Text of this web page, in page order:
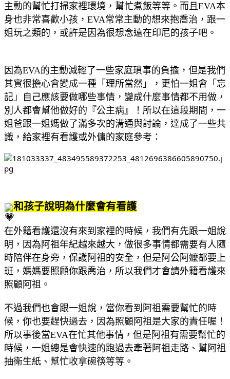
主動的幫忙打掃家裡環境，幫忙煮飯等等。而且EVA本
身也非常喜歡小孩，EVA常常主動的想來抱喬治，跟一
姐玩之類的，或許是因為很想念遠在印尼的孩子吧。
因為EVA的主動減輕了一些家庭瑣事的負擔，但是我們
其實很擔心會變成一種「理所當然」，更怕一姐會「忘
記」自己應該要做哪些事情，變成什麼事情都不用做，
別人都會幫他做好的『公主病』！所以在這段期間，一
姐爸跟一姐媽做了滿多次的溝通與討論，達成了一些共
識，給家裡有看護或外傭的家庭參考：
和孩子說明為什麼會有看護
在外籍看護還沒有來到家裡的時候，我們有先跟一姐說
明，因為阿祖年紀越來越大，做很多事情都需要有人隨
時陪伴在身旁，保護阿祖的安全，但是阿公阿嬤都要上
班，媽媽要照顧你跟喬治，所以我們才會請外籍看護來
照顧阿祖。
不過我們也會跟一姐說，當你看到阿祖需要幫忙的時
候，你也要趕快過去，因為照顧阿祖是大家的責任喔！
所以事後當EVA在忙其他事情，但是阿祖有需要幫忙的
時候，一姐總是會快速的跑過去牽著阿祖走路、幫阿祖
抽衛生紙、幫忙收拿碗筷等等。